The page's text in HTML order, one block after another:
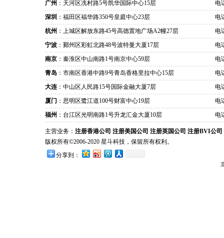
广州 ：天河区冼村路5号凯华国际中心15层
电
深圳 ：福田区福华路350号皇庭中心23层
电
杭州 ：上城区解放东路45号高德置地广场A2幢27层
电
宁波 ：鄞州区彩虹北路48号波特曼大厦17层
电
南京 ：秦淮区中山南路1号南京中心59层
电
青岛 ：市南区香港中路9号青岛香格里拉中心15层
电
大连 ：中山区人民路15号国际金融大厦7层
电
厦门 ：思明区鹭江道100号财富中心19层
电
福州 ：台江区光明南路1号升龙汇金大厦10层 电
主营业务： 注册香港公司 注册美国公司 注册英国公司 注册BVI公司
版权所有©2006-2020 星斗科技，保留所有权利。
分享到：